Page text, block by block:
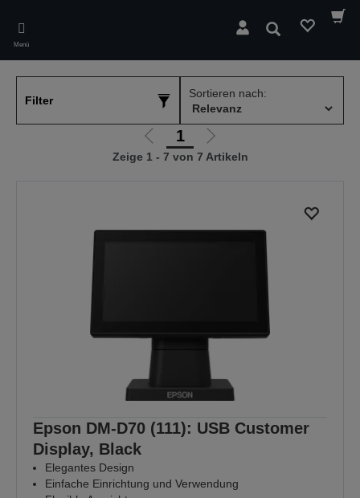
main
content
Menü
Suchen
Filter
Sortieren nach:
Zur
vorherigen
1
Zur
nächsten
Zeige 1 - 7 von 7 Artikeln
Epson DM-D70 (111): USB Customer
Display, Black
Elegantes Design
Einfache Einrichtung und Verwendung